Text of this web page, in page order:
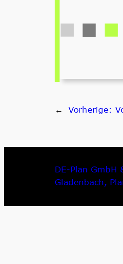
← Vorherige:
DE-Plan GmbH
Gladenbach,